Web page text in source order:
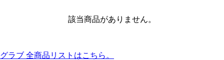
該当商品がありません。
グラブ 全商品リストはこちら。